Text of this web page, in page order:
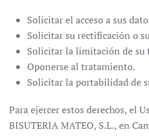
Solicitar el acceso a sus
Solicitar su rectificación o
Solicitar la limitación de
Oponerse al tratamiento.
Solicitar la portabilidad de
Para ejercer estos derechos, el
BISUTERIA MATEO, S.L., en